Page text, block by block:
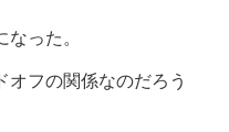
った。
フの関係なのだろう